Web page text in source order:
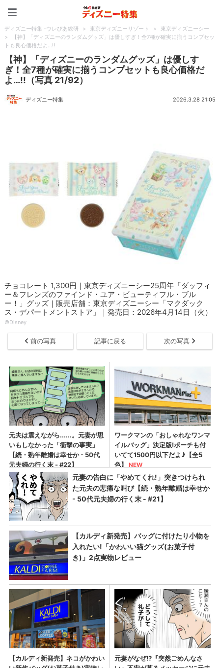
ディズニー特集 -ウレぴあ総研 > 東京ディズニーリゾート >
東京ディズニーシー
>
【神】「ディズニーのランダムグッズ」は優しすぎ！全7種が確実に揃うコンプセッ
トも良心価格だよ…!!
【神】「ディズニーのランダムグッズ」は優しす
ぎ！全7種が確実に揃うコンプセットも良心価格だ
よ…!!（写真 21/92）
ディズニー特集 2026.3.28 21:05
チョコレート 1,300円｜東京ディズニーシー25周年「ダッフィ
ー＆フレンズのファインド・ユア・ビューティフル・ブル
ー！」グッズ｜販売店舗：東京ディズニーシー「マクダック
ス・デパートメントストア」｜発売日：2026年4月14日（火）
©Disney
前の写真 記事に戻る 次の写真